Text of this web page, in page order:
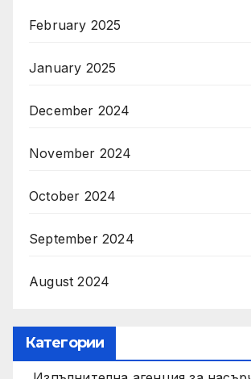
February 2025
January 2025
December 2024
November 2024
October 2024
September 2024
August 2024
Категории